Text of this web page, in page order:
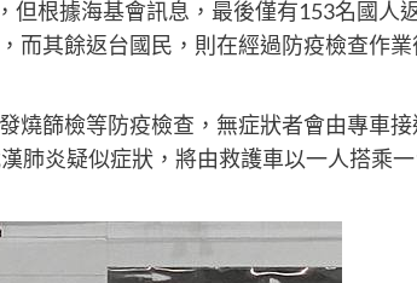
根據海基會訊息，最後僅有153名國人
而其餘返台國民，則在經過防疫檢查作
燒篩檢等防疫檢查，無症狀者會由專車
肺炎疑似症狀，將由救護車以一人搭乘